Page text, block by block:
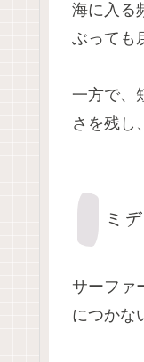
海に入る
ぶっても
一方で、
さを残し
ミ
サーファ
につかな